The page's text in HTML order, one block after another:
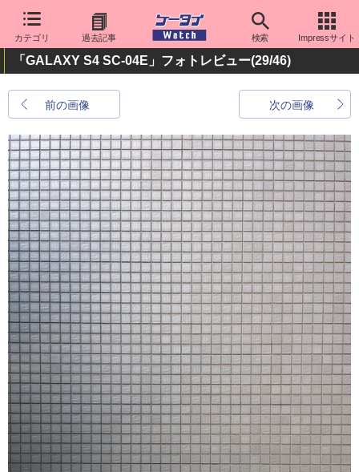
カテゴリ 過去記事 検索 Impressサイト
「GALAXY S4 SC-04E」フォトレビュー(29/46)
前の画像 次の画像